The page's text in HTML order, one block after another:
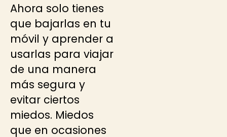
Ahora solo tienes
que bajarlas en tu
móvil y aprender a
usarlas para viajar
de una manera
más segura y
evitar ciertos
miedos. Miedos
que en ocasiones